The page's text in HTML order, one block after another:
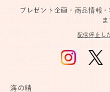
プレゼント企画・商品情報
ま
配信停止し
海の精